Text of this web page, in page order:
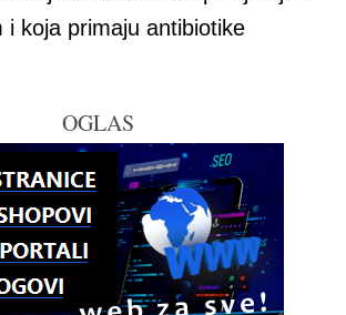
i koja primaju antibiotike
OGLAS